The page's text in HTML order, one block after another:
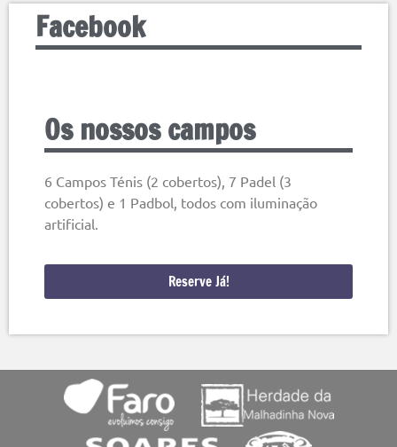
Facebook
Os nossos campos
6 Campos Ténis (2 cobertos), 7 Padel (3
cobertos) e 1 Padbol, todos com iluminação
artificial.
Reserve Já!